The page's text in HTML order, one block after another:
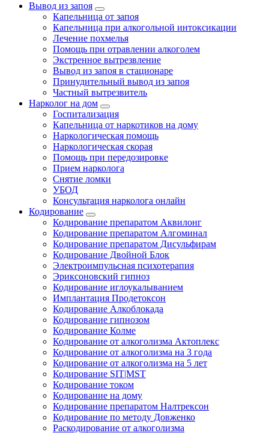
Вывод из запоя
Капельница от запоя
Капельница при алкогольной интоксикации
Лечение похмелья
Помощь при отравлении алкоголем
Экстренное вытрезвление
Вывод из запоя в стационаре
Принудительный вывод из запоя
Частный вытрезвитель
Нарколог на дом
Госпитализация
Капельница от наркотиков на дому
Наркологическая помощь
Наркологическая скорая
Помощь при передозировке
Прием нарколога
Снятие ломки
УБОД
Консультация нарколога онлайн
Кодирование
Кодирование препаратом Аквилонг
Кодирование препаратом Алгоминал
Кодирование препаратом Дисульфирам
Кодирование Двойной Блок
Электроимпульсная психотерапия
Эриксоновский гипноз
Кодирование иглоукалыванием
Имплантация Продетоксон
Кодирование Алкоблокада
Кодирование гипнозом
Кодирование Колме
Кодирование от алкоголизма Актоплекс
Кодирование от алкоголизма на 3 года
Кодирование от алкоголизма на 5 лет
Кодирование SIT|MST
Кодирование током
Кодирование на дому
Кодирование препаратом Налтрексон
Кодирование по методу Довженко
Раскодирование от алкоголизма